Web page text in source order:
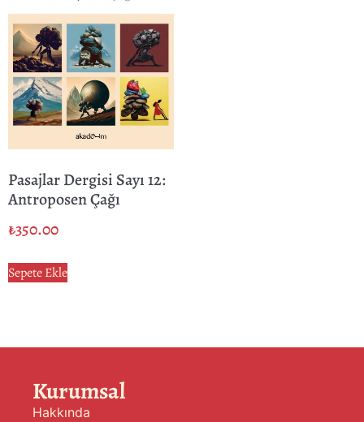
Pasajlar Dergisi Sayı 12:
Antroposen Çağı
₺350.00
Sepete Ekle
Kurumsal
Hakkında